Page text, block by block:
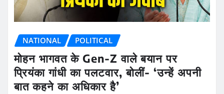
NATIONAL POLITICAL
मोहन भागवत के Gen-Z वाले बयान पर
प्रियंका गांधी का पलटवार, बोलीं- ‘उन्हें अपनी
बात कहने का अधिकार है’